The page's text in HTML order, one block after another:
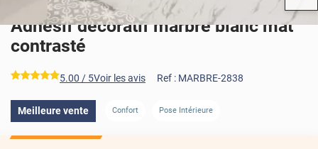
Adhésif décoratif marbre blanc mat
contrasté
*****
5.00 / 5Voir les avis Ref : MARBRE-2838
Meilleure vente Confort Pose Intérieure